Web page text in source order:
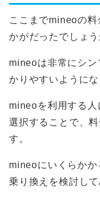
ここまでmineoの
かがだったでしょう
mineoは非常にシ
かりやすいようにな
mineoを利用する
選択することで、
す。
mineoにいくらか
乗り換えを検討して